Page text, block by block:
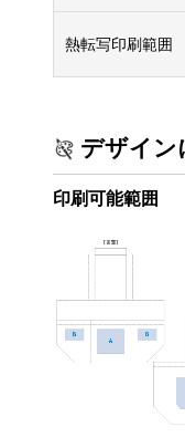
熱転写印刷範囲
デザイン
印刷可能範囲